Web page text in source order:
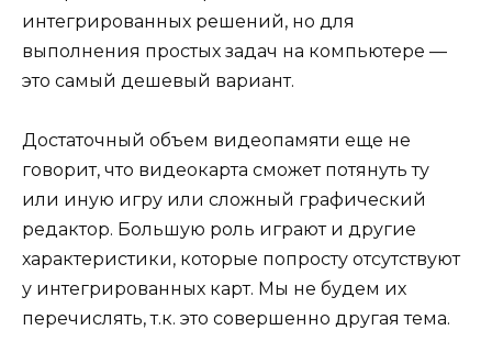
интегрированных решений, но для
выполнения простых задач на компьютере —
это самый дешевый вариант.
Достаточный объем видеопамяти еще не
говорит, что видеокарта сможет потянуть ту
или иную игру или сложный графический
редактор. Большую роль играют и другие
характеристики, которые попросту отсутствуют
у интегрированных карт. Мы не будем их
перечислять, т.к. это совершенно другая тема.